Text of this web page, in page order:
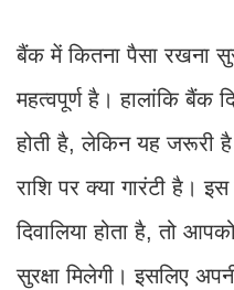
बैंक में कितना पैसा रखना
महत्वपूर्ण है। हालांकि बैंक
होती है, लेकिन यह जरूरी
राशि पर क्या गारंटी है।
दिवालिया होता है, तो
सुरक्षा मिलेगी। इसलिए